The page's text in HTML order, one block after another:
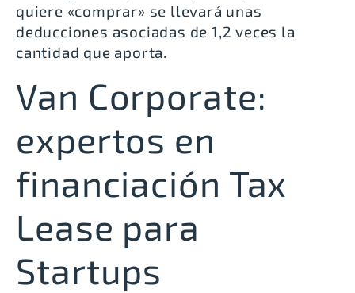
quiere «comprar» se llevará unas
deducciones asociadas de 1,2 veces la
cantidad que aporta.
Van Corporate:
expertos en
financiación Tax
Lease para
Startups